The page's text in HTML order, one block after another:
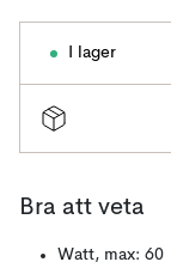
I lager
Bra att veta
Watt, max: 60